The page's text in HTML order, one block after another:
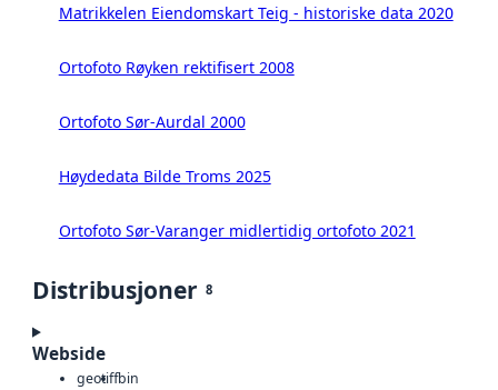
Matrikkelen Eiendomskart Teig - historiske data 2020
Ortofoto Røyken rektifisert 2008
Ortofoto Sør-Aurdal 2000
Høydedata Bilde Troms 2025
Ortofoto Sør-Varanger midlertidig ortofoto 2021
Distribusjoner 8
Webside
geotiffbin